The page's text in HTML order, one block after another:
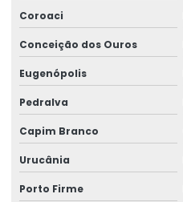
Coroaci
Conceição dos Ouros
Eugenópolis
Pedralva
Capim Branco
Urucânia
Porto Firme